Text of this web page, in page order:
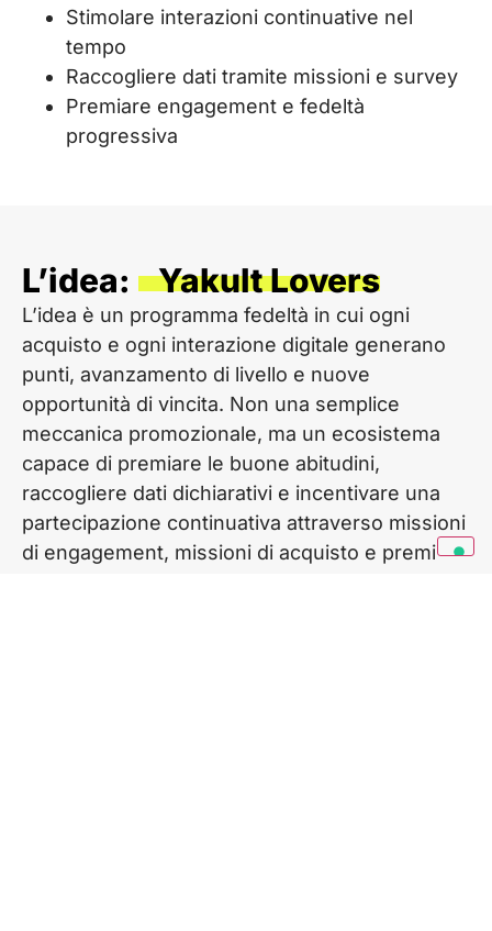
Stimolare interazioni continuative nel
tempo
Raccogliere dati tramite missioni e survey
Premiare engagement e fedeltà
progressiva
L’idea: Yakult Lovers
L’idea è un programma fedeltà in cui ogni
acquisto e ogni interazione digitale generano
punti, avanzamento di livello e nuove
opportunità di vincita. Non una semplice
meccanica promozionale, ma un ecosistema
capace di premiare le buone abitudini,
raccogliere dati dichiarativi e incentivare una
partecipazione continuativa attraverso missioni
di engagement, missioni di acquisto e premi